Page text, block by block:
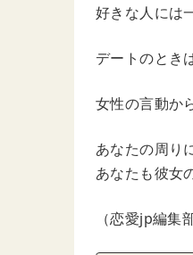
好きな人には
デートのとき
女性の言動か
あなたの周り
あなたも彼女
（恋愛jp編集部